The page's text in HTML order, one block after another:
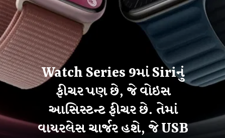
Watch Series 9માં Siriનું
ફીચર પણ છે, જે વોઇસ
આસિસ્ટન્ટ ફીચર છે. તેમાં
વાયરલેસ ચાર્જર હશે, જે USB